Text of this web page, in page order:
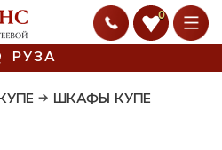
0
РУЗА
→ ШКАФЫ КУПЕ